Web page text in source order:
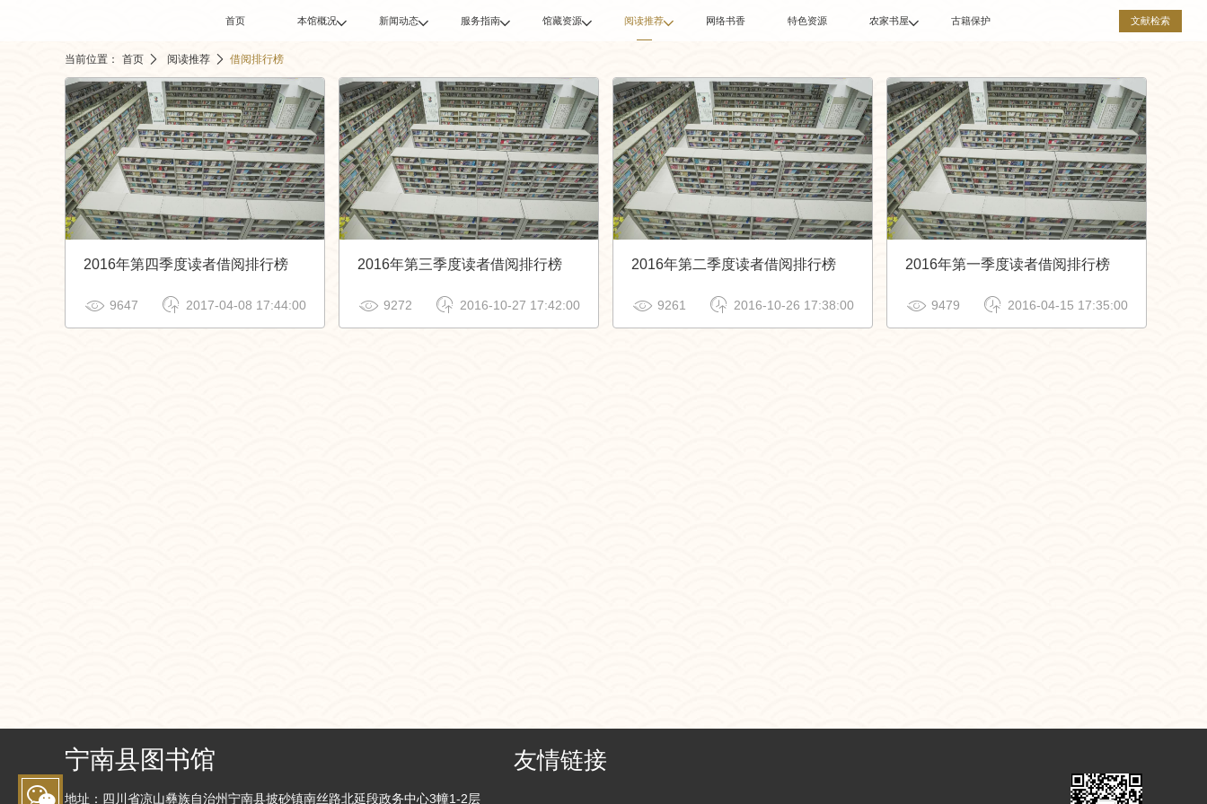
首页 本馆概况
宁图介绍
组织机构
楼层分布
愿景与使命
网上展厅
新闻动态
业界新闻
本馆公告
服务指南
开放时间
读者办证
借阅规则
地理交通
馆藏资源
馆藏信息
阅读推荐
新书推荐
上架新书
借阅排行榜
读书心得
网络书香 特色资源 农家书屋
农家书屋简介
相关制度
古籍保护 文献检索
当前位置： 首页 阅读推荐 借阅排行榜
2016年第四季度读者借阅排行榜
 9647  2017-04-08 17:44:00
2016年第三季度读者借阅排行榜
 9272  2016-10-27 17:42:00
2016年第二季度读者借阅排行榜
 9261  2016-10-26 17:38:00
2016年第一季度读者借阅排行榜
 9479  2016-04-15 17:35:00
宁南县图书馆
地址：四川省凉山彝族自治州宁南县披砂镇南丝路北延段政务中心3幢1-2层
友情链接
